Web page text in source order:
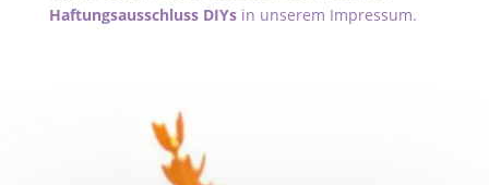
Haftungsausschluss DIYsin unserem Impressum.